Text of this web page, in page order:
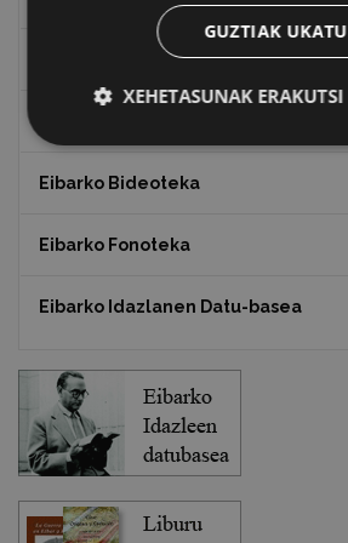
Txostenak eta dokumentuak
Eibarko Bideoteka
Eibarko Fonoteka
Eibarko Idazlanen Datu-basea
GUZTIAK UKATU
XEHETASUNAK ERAKUTSI